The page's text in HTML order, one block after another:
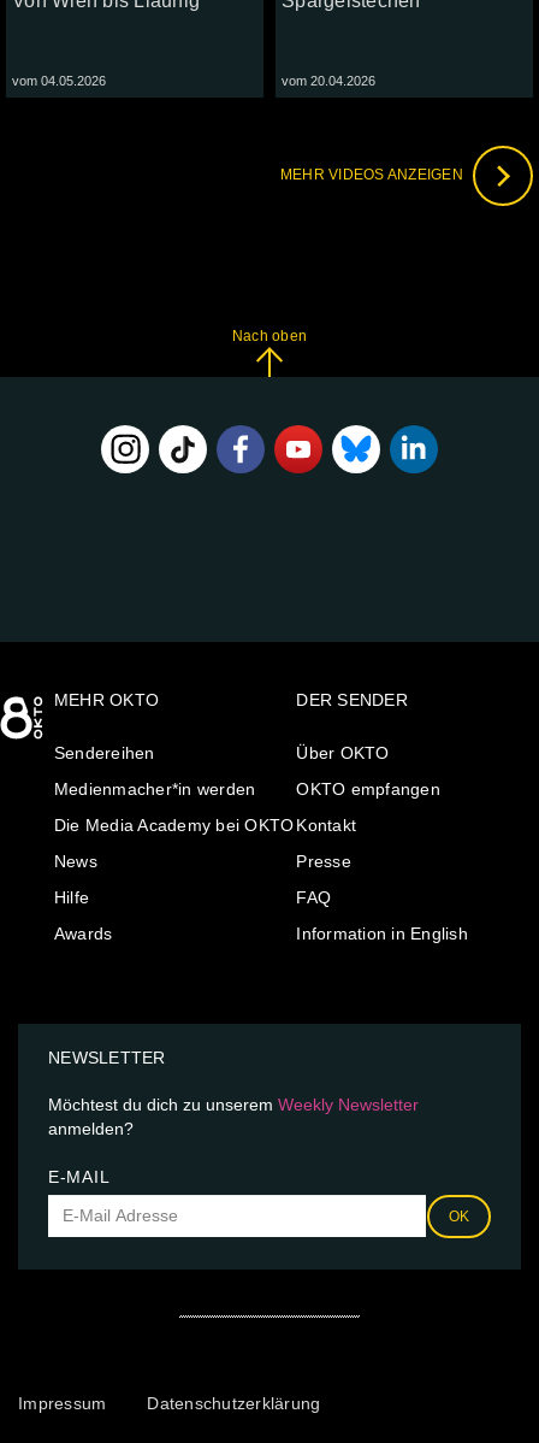
vom 04.05.2026 vom 20.04.2026
MEHR VIDEOS ANZEIGEN
Nach oben
MEHR OKTO
Sendereihen
Medienmacher*in werden
Die Media Academy bei OKTO
News
Hilfe
Awards
DER SENDER
Über OKTO
OKTO empfangen
Kontakt
Presse
FAQ
Information in English
NEWSLETTER
Möchtest du dich zu unserem Weekly Newsletter
anmelden?
E-MAIL
OK
Impressum Datenschutzerklärung